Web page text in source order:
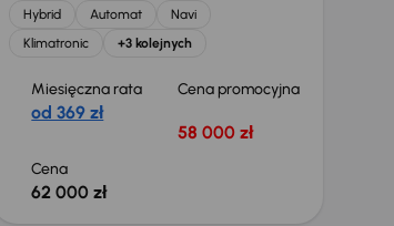
Hybrid Automat
Navi
Klimatronic
+3 kolejnych
Miesięczna rata
od 369 zł
Cena promocyjna
58 000 zł
Cena
62 000 zł
Świeżo skupione